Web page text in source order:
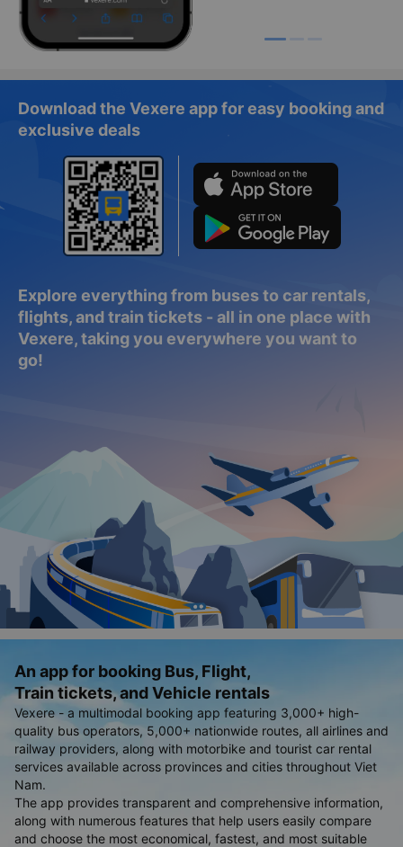
Download the Vexere app for easy booking and
exclusive deals
Explore everything from buses to car rentals,
flights, and train tickets - all in one place with
Vexere, taking you everywhere you want to
go!
An app for booking Bus, Flight,
Train tickets, and Vehicle rentals
Vexere - a multimodal booking app featuring 3,000+ high-
quality bus operators, 5,000+ nationwide routes, all airlines and
railway providers, along with motorbike and tourist car rental
services available across provinces and cities throughout Viet
Nam.
The app provides transparent and comprehensive information,
along with numerous features that help users easily compare
and choose the most economical, fastest, and most suitable